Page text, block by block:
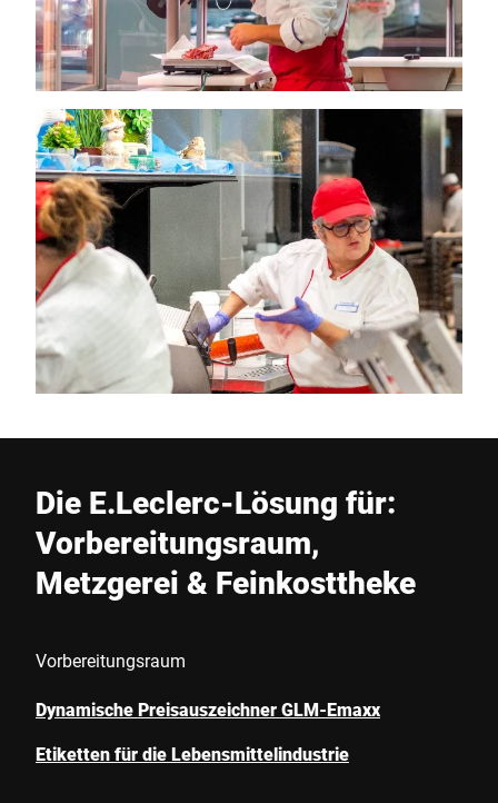
Die E.Leclerc-Lösung für:
Vorbereitungsraum,
Metzgerei & Feinkosttheke
Vorbereitungsraum
Dynamische Preisauszeichner GLM-Emaxx
Etiketten für die Lebensmittelindustrie